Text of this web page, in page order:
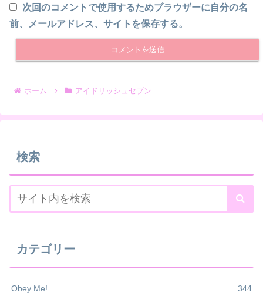
次回のコメントで使用するためブラウザーに自分の名
前、メールアドレス、サイトを保存する。
ホーム アイドリッシュセブン
検索
カテゴリー
Obey Me! 344